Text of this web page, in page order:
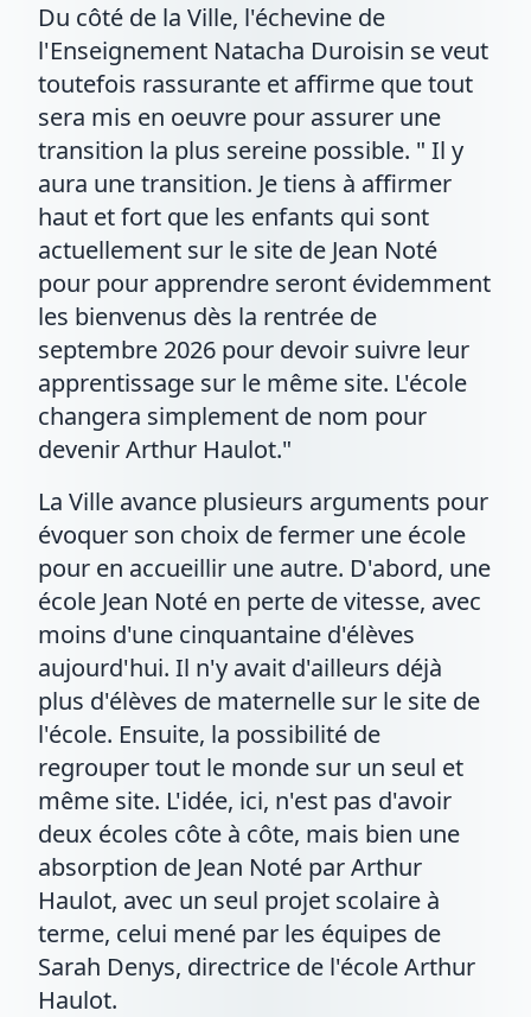
Du côté de la Ville, l'échevine de
l'Enseignement Natacha Duroisin se veut
toutefois rassurante et affirme que tout
sera mis en oeuvre pour assurer une
transition la plus sereine possible. " Il y
aura une transition. Je tiens à affirmer
haut et fort que les enfants qui sont
actuellement sur le site de Jean Noté
pour pour apprendre seront évidemment
les bienvenus dès la rentrée de
septembre 2026 pour devoir suivre leur
apprentissage sur le même site. L'école
changera simplement de nom pour
devenir Arthur Haulot."
La Ville avance plusieurs arguments pour
évoquer son choix de fermer une école
pour en accueillir une autre. D'abord, une
école Jean Noté en perte de vitesse, avec
moins d'une cinquantaine d'élèves
aujourd'hui. Il n'y avait d'ailleurs déjà
plus d'élèves de maternelle sur le site de
l'école. Ensuite, la possibilité de
regrouper tout le monde sur un seul et
même site. L'idée, ici, n'est pas d'avoir
deux écoles côte à côte, mais bien une
absorption de Jean Noté par Arthur
Haulot, avec un seul projet scolaire à
terme, celui mené par les équipes de
Sarah Denys, directrice de l'école Arthur
Haulot.